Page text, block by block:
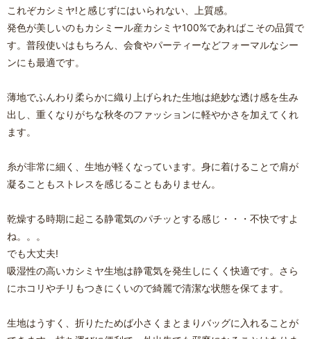
これぞカシミヤ!と感じずにはいられない、上質感。
発色が美しいのもカシミール産カシミヤ100%であればこその品質で
す。普段使いはもちろん、会食やパーティーなどフォーマルなシー
ンにも最適です。
薄地でふんわり柔らかに織り上げられた生地は絶妙な透け感を生み
出し、重くなりがちな秋冬のファッションに軽やかさを加えてくれ
ます。
糸が非常に細く、生地が軽くなっています。身に着けることで肩が
凝ることもストレスを感じることもありません。
乾燥する時期に起こる静電気のパチッとする感じ・・・不快ですよ
ね。。。
でも大丈夫!
吸湿性の高いカシミヤ生地は静電気を発生しにくく快適です。さら
にホコリやチリもつきにくいので綺麗で清潔な状態を保てます。
生地はうすく、折りたためば小さくまとまりバッグに入れることが